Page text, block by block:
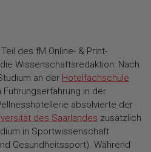
des fM Online- & Print-
Wissenschaftsredaktion: Nach
an der Hotelfachschule
in der
absolvierte der
des Saarlandes zusätzlich
in Sportwissenschaft
Gesundheitssport). Während